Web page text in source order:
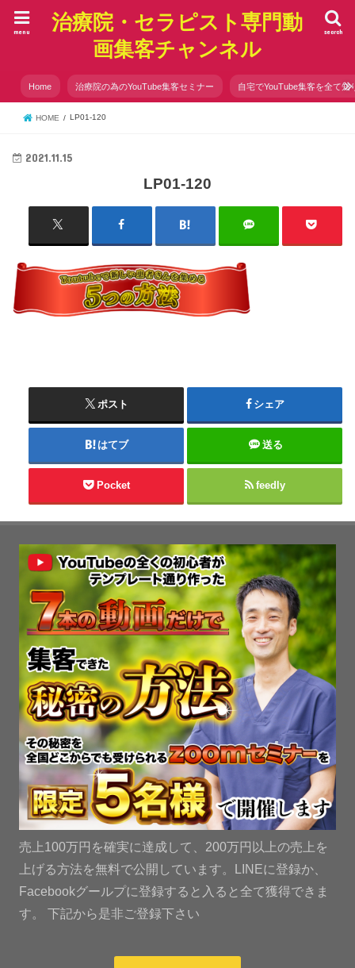
治療院・セラピスト専門動
画集客チャンネル
search
menu
Home 治療院の為のYouTube集客セミナー 自宅でYouTube集客を全て知
HOME LP01-120
2021.11.15
LP01-120
ポスト シェア
はてブ 送る
Pocket feedly
売上100万円を確実に達成して、200万円以上の売上を
上げる方法を無料で公開しています。LINEに登録か、
Facebookグールプに登録すると入ると全て獲得できま
す。 下記から是非ご登録下さい